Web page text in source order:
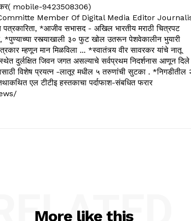
mobile-9423508306)
Member Of Digital Media Editor
*आजीव सभासद - अखिल भारतीय मराठी चित्रपट
*पुण्याच्या रस्त्याखाली ३० फुट खोल उतरून पेशवेकालीन भुयारी
म्हणून मान मिळविला ... *स्वातंत्र्य वीर सावरकर यांचे नातू
दुर्लक्षित जिवन जगत असल्याचे सर्वप्रथम निदर्शनास आणून दिले
विशेष प्रयत्न -लातूर मधील ५ तरुणांची सुटका . *निगडीतील
एल टीटीइ हस्तकाचा पर्दाफाश-संबधित फरार
More like this